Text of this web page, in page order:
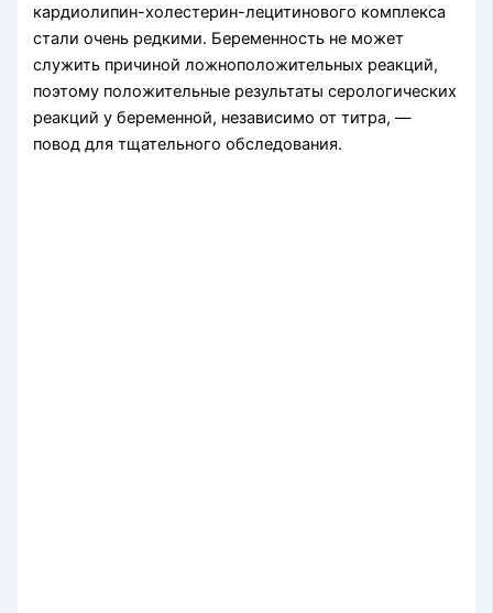
кардиолипин-холестерин-лецитинового комплекса
стали очень редкими. Беременность не может
служить причиной ложноположительных реакций,
поэтому положительные результаты серо­логических
реакций у беременной, независимо от титра, —
повод для тщательного обследования.